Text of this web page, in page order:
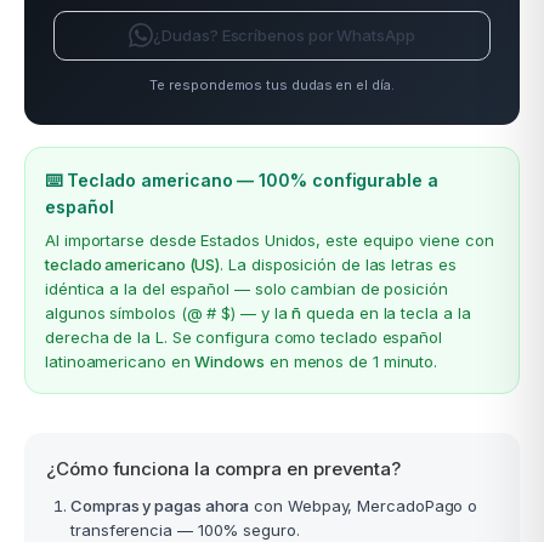
¿Dudas? Escríbenos por WhatsApp
Te respondemos tus dudas en el día.
⌨️ Teclado americano — 100% configurable a
español
Al importarse desde Estados Unidos, este equipo viene con
teclado americano (US). La disposición de las letras es
idéntica a la del español — solo cambian de posición
algunos símbolos (@ # $) — y lañ queda en la tecla a la
derecha de la L. Se configura como teclado español
latinoamericano enWindows en menos de 1 minuto.
¿Cómo funciona la compra en preventa?
Compras y pagas ahora con Webpay, MercadoPago o
transferencia — 100% seguro.